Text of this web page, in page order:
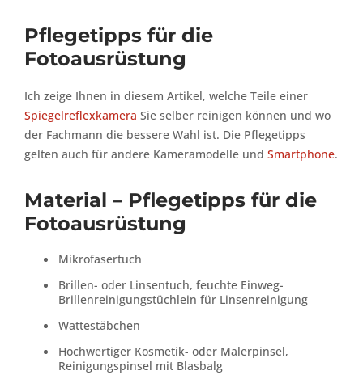
Pflegetipps für die
Fotoausrüstung
Ich zeige Ihnen in diesem Artikel, welche Teile einer
Spiegelreflexkamera Sie selber reinigen können und wo
der Fachmann die bessere Wahl ist. Die Pflegetipps
gelten auch für andere Kameramodelle und Smartphone.
Material – Pflegetipps für die
Fotoausrüstung
Mikrofasertuch
Brillen- oder Linsentuch, feuchte Einweg-
Brillenreinigungstüchlein für Linsenreinigung
Wattestäbchen
Hochwertiger Kosmetik- oder Malerpinsel,
Reinigungspinsel mit Blasbalg